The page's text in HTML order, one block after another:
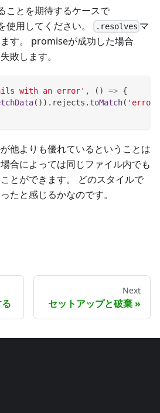
とを期待するケースで
使用してください。 .resolves マ
す。 promiseが成功した場合
敗します。
with an error' , ( ) => {
( ) ) . rejects . toMatch( 'error'
他よりも優れているということは
合によっては同じファイル内でも
とができます。 どのスタイルで
たと感じるかなのです。
Next
セットアップと破棄